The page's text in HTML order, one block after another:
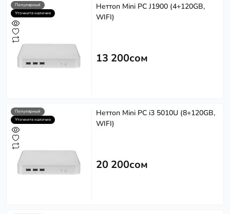
Популярный
Уточните наличие
Неттоп Mini PC J1900 (4+120GB,
WIFI)
13 200сом
Популярный
Уточните наличие
Неттоп Mini PC i3 5010U (8+120GB,
WIFI)
20 200сом